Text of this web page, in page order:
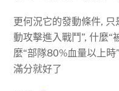
更何況它的發動條件,
動攻擊進入戰鬥”, 什麼“
麼“部隊80%血量以上
滿分就好了